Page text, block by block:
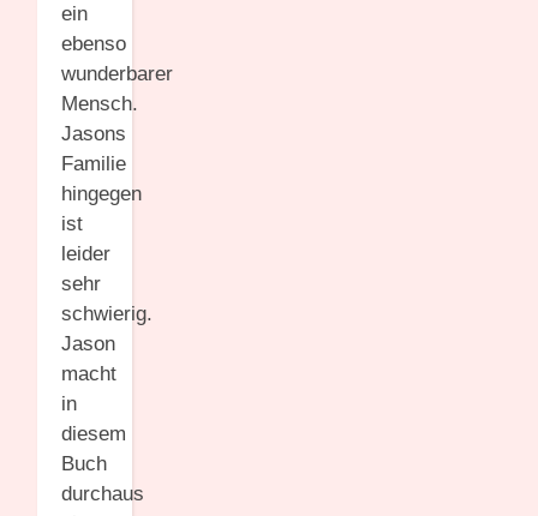
ein
ebenso
wunderbarer
Mensch.
Jasons
Familie
hingegen
ist
leider
sehr
schwierig.
Jason
macht
in
diesem
Buch
durchaus